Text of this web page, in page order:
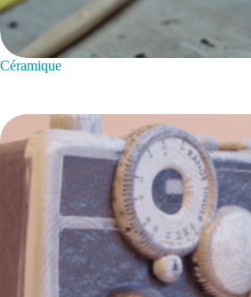
Céramique